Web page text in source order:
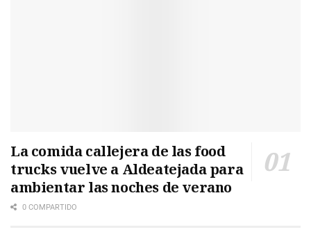
La comida callejera de las food
trucks vuelve a Aldeatejada para
ambientar las noches de verano
0 COMPARTIDO